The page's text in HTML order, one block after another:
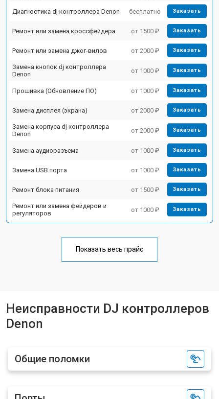
Диагностика dj контроллера Denon бесплатно Заказать
Ремонт или замена кроссфейдера от 1500 ₽ Заказать
Ремонт или замена джог-вилов от 2000 ₽ Заказать
Замена кнопок dj контроллера
Denon
от 1000 ₽ Заказать
Прошивка (Обновление ПО) от 1000 ₽ Заказать
Замена дисплея (экрана) от 2000 ₽ Заказать
Замена корпуса dj контроллера
Denon
от 2000 ₽ Заказать
Замена аудиоразъема от 1000 ₽ Заказать
Замена USB порта от 1000 ₽ Заказать
Ремонт блока питания от 1500 ₽ Заказать
Ремонт или замена фейдеров и
регуляторов
от 1000 ₽ Заказать
Показать весь прайс
Неисправности DJ контроллеров
Denon
Общие поломки